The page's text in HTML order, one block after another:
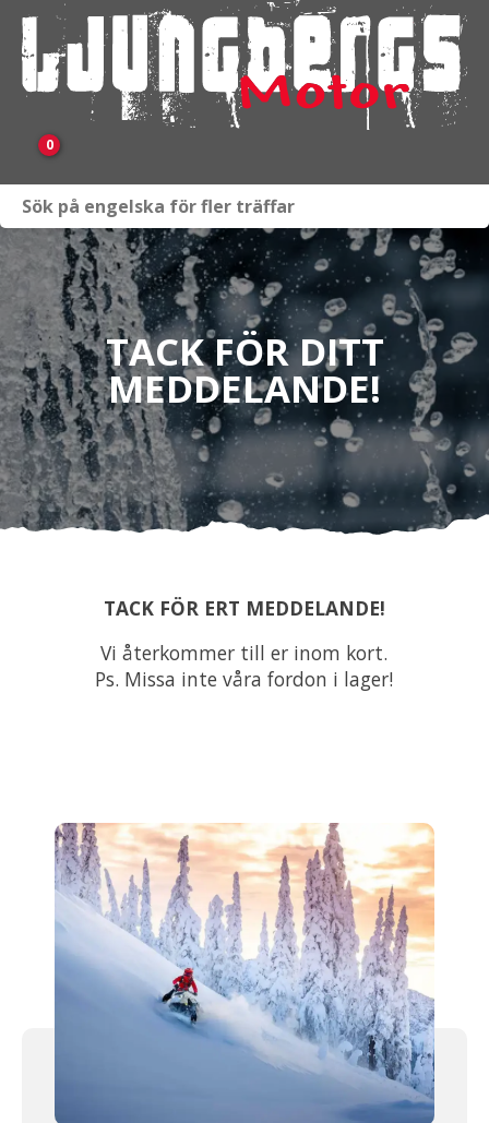
0
Fordon i lager
Verkstad
KAMPANJ
BRP
Släpvagnar & Skylift
Om oss
Sprängskisser
TACK FÖR DITT
MEDDELANDE!
TACK FÖR ERT MEDDELANDE!
Vi återkommer till er inom kort.
Ps. Missa inte våra fordon i lager!